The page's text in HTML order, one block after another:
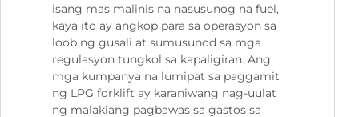
isang mas malinis na nasusunog na fuel,
kaya ito ay angkop para sa operasyon sa
loob ng gusali at sumusunod sa mga
regulasyon tungkol sa kapaligiran. Ang
mga kumpanya na lumipat sa paggamit
ng LPG forklift ay karaniwang nag-uulat
ng malakiang pagbawas sa gastos sa